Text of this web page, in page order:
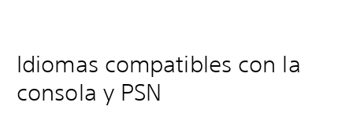
Idiomas compatibles con la
consola y PSN